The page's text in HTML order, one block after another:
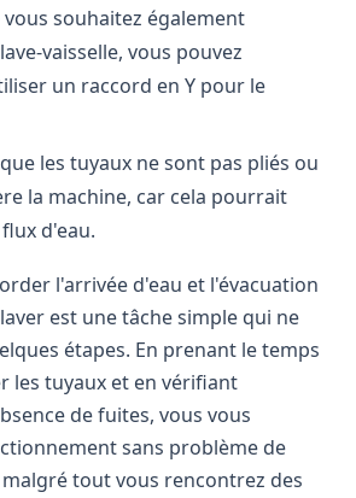
souhaitez également
vaisselle, vous pouvez
un raccord en Y pour le
les tuyaux ne sont pas pliés ou
la machine, car cela pourrait
d'eau.
l'arrivée d'eau et l'évacuation
est une tâche simple qui ne
étapes. En prenant le temps
les tuyaux et en vérifiant
de fuites, vous vous
sans problème de
tout vous rencontrez des